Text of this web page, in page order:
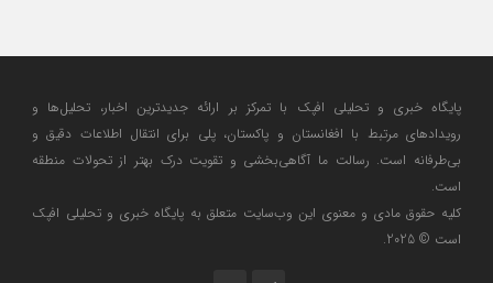
پایگاه خبری و تحلیلی افپک با تمرکز بر ارائه جدیدترین اخبار، تحلیل‌ها و
رویدادهای مرتبط با افغانستان و پاکستان، پلی برای انتقال اطلاعات دقیق و
بی‌طرفانه است. رسالت ما آگاهی‌بخشی و تقویت درک بهتر از تحولات منطقه
است.
کلیه حقوق مادی و معنوی این وب‌سایت متعلق به پایگاه خبری و تحلیلی افپک
است © 2025.